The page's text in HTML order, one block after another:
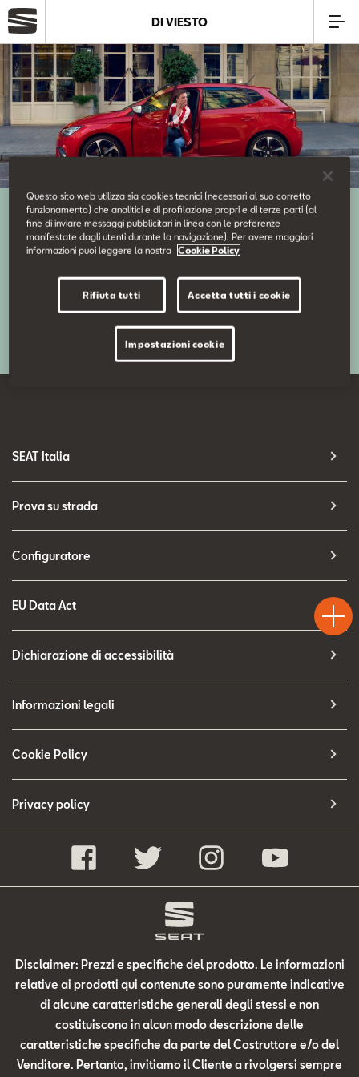
Azienda
Modelli
Service
SEAT Usato Certificato
DI VIESTO
Al tuo Service
Goditi la tua SEAT. A mantenerla in perfette condizioni ci
SEAT Italia
Prova su strada
Configuratore
EU Data Act
Dichiarazione di accessibilità
Informazioni legali
Cookie Policy
Privacy policy
Disclaimer: Prezzi e specifiche del prodotto. Le informazioni
relative ai prodotti qui contenute sono puramente indicative
di alcune caratteristiche generali degli stessi e non
costituiscono in alcun modo descrizione delle
caratteristiche specifiche da parte del Costruttore e/o del
Venditore. Pertanto, invitiamo il Cliente a rivolgersi sempre
Test
Drive
Chiama
Questo sito web utilizza sia cookies tecnici (necessari al suo corretto
funzionamento) che analitici e di profilazione propri e di terze parti (al
fine di inviare messaggi pubblicitari in linea con le preferenze
manifestate dagli utenti durante la navigazione). Per avere maggiori
informazioni puoi leggere la nostra
Cookie Policy
Rifiuta tutti Accetta tutti i cookie
Impostazioni cookie